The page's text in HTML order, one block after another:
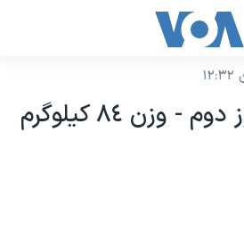
بخش اول از روز دوم - وزن ٨٤ کيلوگرم